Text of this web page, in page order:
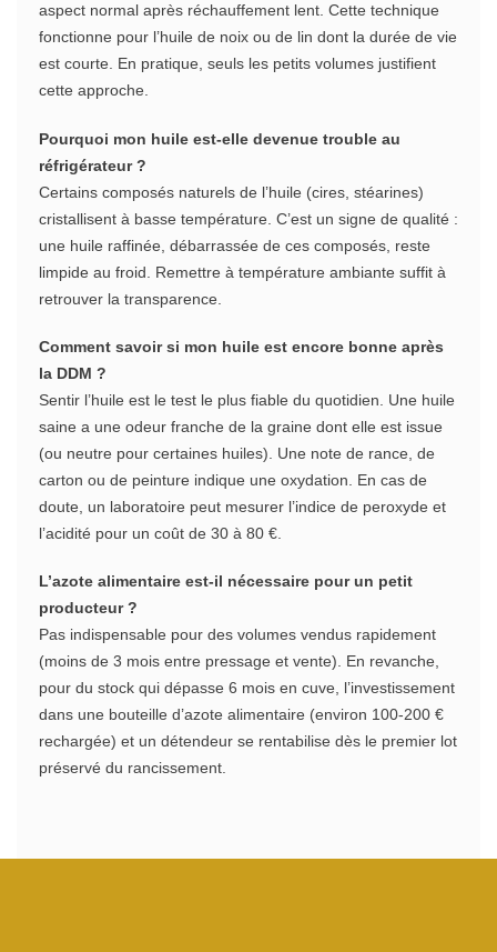
aspect normal après réchauffement lent. Cette technique
fonctionne pour l’huile de noix ou de lin dont la durée de vie
est courte. En pratique, seuls les petits volumes justifient
cette approche.
Pourquoi mon huile est-elle devenue trouble au
réfrigérateur ?
Certains composés naturels de l’huile (cires, stéarines)
cristallisent à basse température. C’est un signe de qualité :
une huile raffinée, débarrassée de ces composés, reste
limpide au froid. Remettre à température ambiante suffit à
retrouver la transparence.
Comment savoir si mon huile est encore bonne après
la DDM ?
Sentir l’huile est le test le plus fiable du quotidien. Une huile
saine a une odeur franche de la graine dont elle est issue
(ou neutre pour certaines huiles). Une note de rance, de
carton ou de peinture indique une oxydation. En cas de
doute, un laboratoire peut mesurer l’indice de peroxyde et
l’acidité pour un coût de 30 à 80 €.
L’azote alimentaire est-il nécessaire pour un petit
producteur ?
Pas indispensable pour des volumes vendus rapidement
(moins de 3 mois entre pressage et vente). En revanche,
pour du stock qui dépasse 6 mois en cuve, l’investissement
dans une bouteille d’azote alimentaire (environ 100-200 €
rechargée) et un détendeur se rentabilise dès le premier lot
préservé du rancissement.